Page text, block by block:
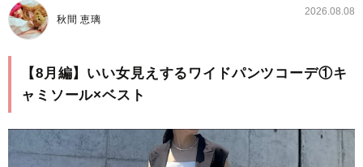
秋間 恵璃
2026.08.08
【8月編】いい女見えするワイドパンツコーデ①キ
ャミソール×ベスト